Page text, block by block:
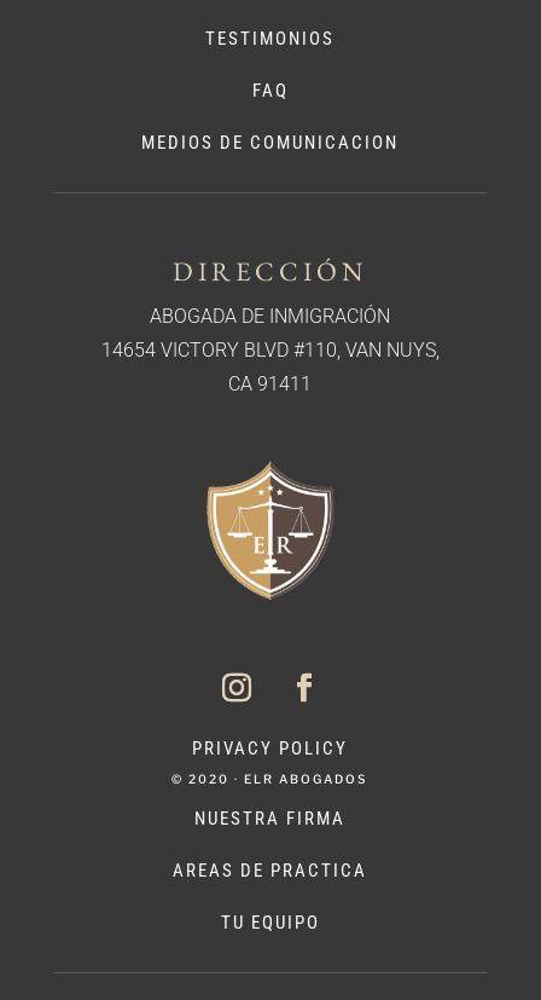
TESTIMONIOS
FAQ
MEDIOS DE COMUNICACION
DIRECCIÓN
ABOGADA DE INMIGRACIÓN
14654 VICTORY BLVD #110, VAN NUYS,
CA 91411
PRIVACY POLICY
© 2020 · ELR ABOGADOS
NUESTRA FIRMA
AREAS DE PRACTICA
TU EQUIPO